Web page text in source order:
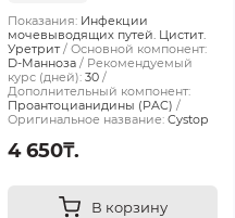
Показания: Инфекции
мочевыводящих путей. Цистит.
Уретрит
Основной компонент:
D-Манноза
Рекомендуемый
курс (дней): 30
Дополнительный компонент:
Проантоцианидины (PAC)
Оригинальное название: Cystop
4 650₸.
В корзину